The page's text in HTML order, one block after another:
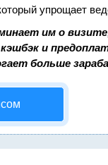
упрощает
им о
и
больше